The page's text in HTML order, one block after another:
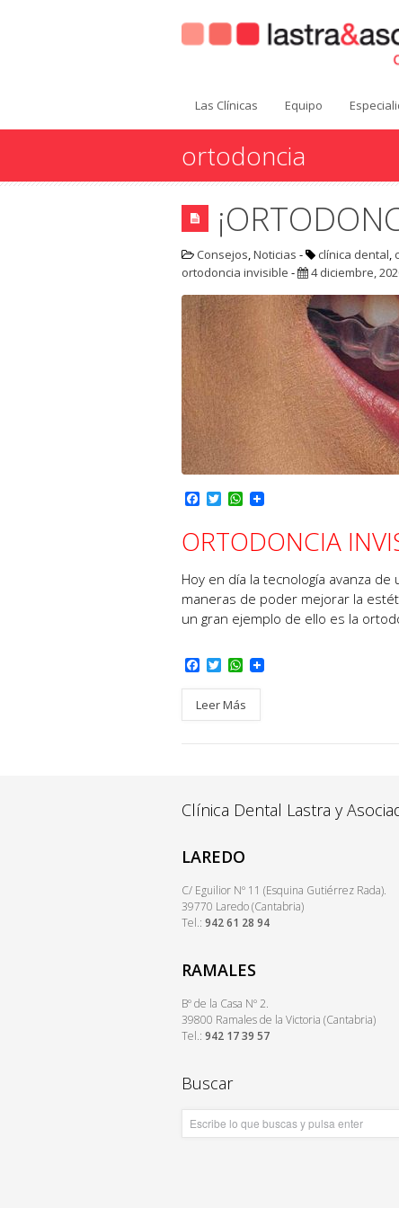
Las Clínicas Equipo
ortodoncia
Consejos,Noticias - clínica dental,
ortodoncia invisible - 4 diciembre,
a
e
b
o
k
T
w
t
t
r
W
h
t
s
A
p
p
ORTODONCIA
Hoy en día la tecnología avanza
maneras de poder mejorar la
un gran ejemplo de ello es la
c
e
b
T
i
t
t
W
a
t
s
Leer Más
Clínica Dental Lastra y
LAREDO
C/ Eguilior Nº 11 (Esquina Gutiérrez Rada).
39770 Laredo (Cantabria)
Tel.: 942 61 28 94
RAMALES
Bº de la Casa Nº 2.
39800 Ramales de la Victoria (Cantabria)
Tel.: 942 17 39 57
Buscar